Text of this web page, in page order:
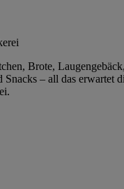
Brote,
Snacks – all das erwartet